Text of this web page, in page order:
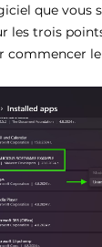
que vous
les trois
commencer